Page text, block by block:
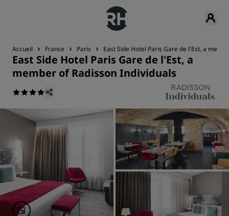
Accueil France Paris East Side Hotel Paris Gare de l'Est, a
East Side Hotel Paris Gare de l'Est, a
member of Radisson Individuals